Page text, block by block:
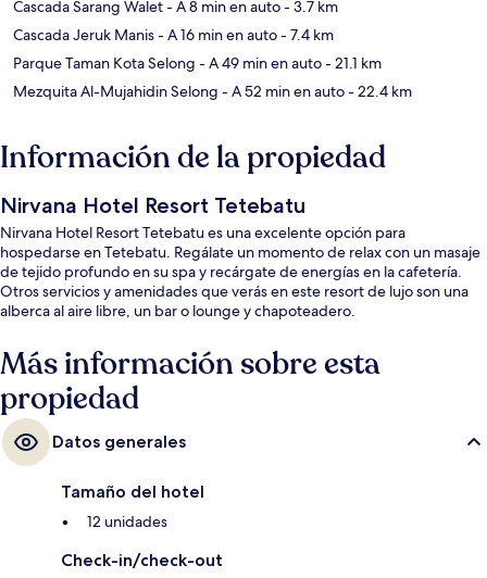
Cascada Sarang Walet- A 8 min en auto- 3.7 km
Cascada Jeruk Manis- A 16 min en auto- 7.4 km
Parque Taman Kota Selong - A 49 min en auto- 21.1 km
Mezquita Al-Mujahidin Selong - A 52 min en auto- 22.4 km
Información de la propiedad
Nirvana Hotel Resort Tetebatu
Nirvana Hotel Resort Tetebatu es una excelente opción para
hospedarse en Tetebatu. Regálate un momento de relax con un masaje
de tejido profundo en su spa y recárgate de energías en la cafetería.
Otros servicios y amenidades que verás en este resort de lujo son una
alberca al aire libre, un bar o lounge y chapoteadero.
Más información sobre esta
propiedad
Datos generales
Tamaño del hotel
12 unidades
Check-in/check-out